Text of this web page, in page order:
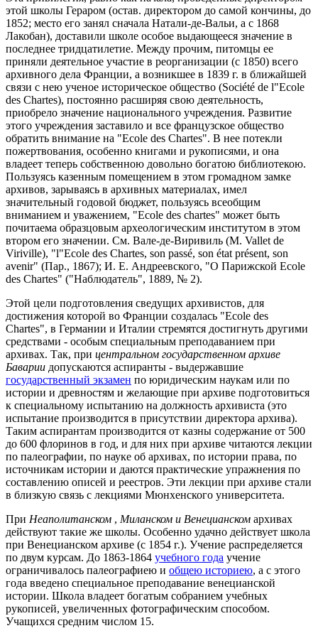
этой школы Гераром (остав. директором до самой кончины, до
1852; место его занял сначала Натали-де-Вальи, а с 1868
Лакобан), доставили школе особое выдающееся значение в
последнее тридцатилетие. Между прочим, питомцы ее
приняли деятельное участие в реорганизации (с 1850) всего
архивного дела Франции, а возникшее в 1839 г. в ближайшей
связи с нею ученое историческое общество (Société de l"Ecole
des Chartes), постоянно расширяя свою деятельность,
приобрело значение национального учреждения. Развитие
этого учреждения заставило и все французское общество
обратить внимание на "Ecole des Chartes". В нее потекли
пожертвования, особенно книгами и рукописями, и она
владеет теперь собственною довольно богатою библиотекою.
Пользуясь казенным помещением в этом громадном замке
архивов, зарываясь в архивных материалах, имел
значительный годовой бюджет, пользуясь всеобщим
вниманием и уважением, "Ecole des chartes" может быть
почитаема образцовым археологическим институтом в этом
втором его значении. См. Вале-де-Виривиль (M. Vallet de
Viriville), "l"Ecole des Chartes, son passé, son état présent, son
avenir" (Пар., 1867); И. Е. Андреевского, "О Парижской Ecole
des Chartes" ("Наблюдатель", 1889, № 2).
Этой цели подготовления сведущих архивистов, для
достижения которой во Франции создалась "Ecole des
Chartes", в Германии и Италии стремятся достигнуть другими
средствами - особым специальным преподаванием при
архивах. Так, при центральном государственном архиве
Баварии допускаются аспиранты - выдержавшие
государственный экзамен по юридическим наукам или по
истории и древностям и желающие при архиве подготовиться
к специальному испытанию на должность архивиста (это
испытание производится в присутствии директора архива).
Таким аспирантам производится от казны содержание от 500
до 600 флоринов в год, и для них при архиве читаются лекции
по палеографии, по науке об архивах, по истории права, по
источникам истории и даются практические упражнения по
составлению описей и реестров. Эти лекции при архиве стали
в близкую связь с лекциями Мюнхенского университета.
При Неаполитанском , Миланском и Венецианском архивах
действуют такие же школы. Особенно удачно действует школа
при Венецианском архиве (с 1854 г.). Учение распределяется
по двум курсам. До 1863-1864 учебного года учение
ограничивалось палеографиею и общею историею, а с этого
года введено специальное преподавание венецианской
истории. Школа владеет богатым собранием учебных
рукописей, увеличенных фотографическим способом.
Учащихся средним числом 15.